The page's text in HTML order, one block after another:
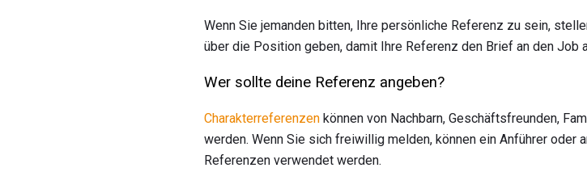
Wenn Sie jemanden bitten, Ihre persönliche Referenz zu sein,
über die Position geben, damit Ihre Referenz den Brief an den Job
Wer sollte deine Referenz angeben?
Charakterreferenzen können von Nachbarn, Geschäftsfreunden,
werden. Wenn Sie sich freiwillig melden, können ein Anführer
Referenzen verwendet werden.